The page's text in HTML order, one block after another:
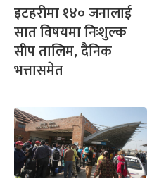
इटहरीमा १४० जनालाई
सात विषयमा निःशुल्क
सीप तालिम, दैनिक
भत्तासमेत